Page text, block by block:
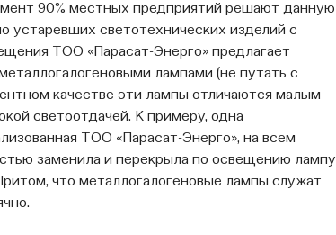
90% местных предприятий решают данную
светотехнических изделий с
ТОО «Парасат-Энерго» предлагает
лампами (не путать с
качестве эти лампы отличаются малым
светоотдачей. К примеру, одна
ТОО «Парасат-Энерго», на всем
заменила и перекрыла по освещению лампу
что металлогалогеновые лампы служат